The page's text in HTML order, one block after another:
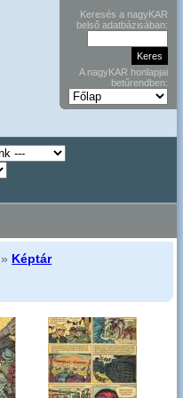
Keresés a nagyKAR
belső adatbázisában:
A nagyKAR honlapjai
betűrendben:
» Képtár